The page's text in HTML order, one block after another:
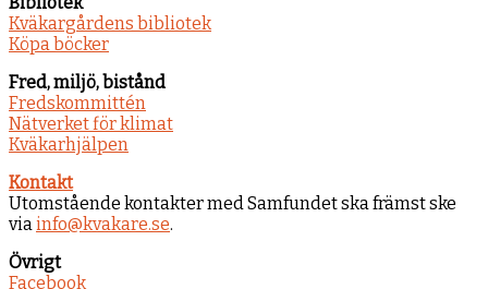
Kväkargårdens bibliotek
Köpa böcker
Fred, miljö, bistånd
Fredskommittén
Nätverket för klimat
Kväkarhjälpen
Kontakt
Utomstående kontakter med Samfundet ska främst ske
viainfo@kvakare.se.
Övrigt
Facebook